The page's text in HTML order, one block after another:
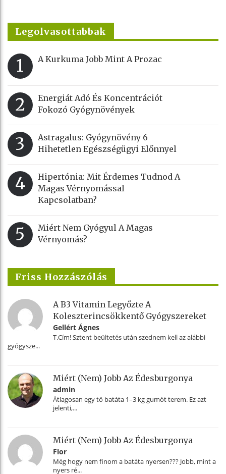
Legolvasottabbak
1 A Kurkuma Jobb Mint A Prozac
2
Energiát Adó És Koncentrációt
Fokozó Gyógynövények
3
Astragalus: Gyógynövény 6
Hihetetlen Egészségügyi Előnnyel
4
Hipertónia: Mit Érdemes Tudnod A
Magas Vérnyomással
Kapcsolatban?
5
Miért Nem Gyógyul A Magas
Vérnyomás?
Friss Hozzászólás
A B3 Vitamin Legyőzte A
Koleszterincsökkentő Gyógyszereket
Gellért Ágnes
T.Cím! Sztent beültetés után szednem kell az alábbi
gyógysze...
Miért (nem) Jobb Az Édesburgonya
admin
Átlagosan egy tő batáta 1–3 kg gumót terem. Ez azt
jelenti,...
Miért (nem) Jobb Az Édesburgonya
Flor
Még hogy nem finom a batáta nyersen??? Jobb, mint a
nyers ré...